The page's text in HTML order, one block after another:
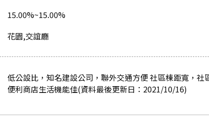
15.00%~15.00%
花園,交誼廳
低公設比，知名建設公司，聯外交通方便 社區棟距寬，
便利商店生活機能佳(資料最後更新日：2021/10/16)